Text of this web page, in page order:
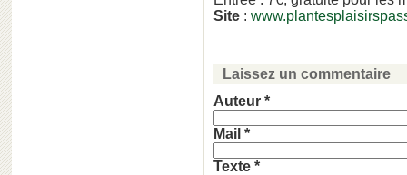
Site :
Laissez un commentaire
Auteur *
Mail *
Texte *